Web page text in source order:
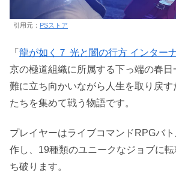
引用元： PSストア
「 龍が如く７ 光と闇の行方 インター
京の極道組織に所属する下っ端の春日
難に立ち向かいながら人生を取り戻す
たちを集めて戦う物語です。
プレイヤーはライブコマンドRPGバ
作し、19種類のユニークなジョブに
ち破ります。